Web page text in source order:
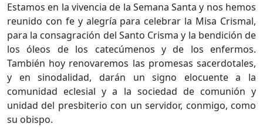
Estamos en la vivencia de la Semana Santa y nos hemos
reunido con fe y alegría para celebrar la Misa Crismal,
para la consagración del Santo Crisma y la bendición de
los óleos de los catecúmenos y de los enfermos.
También hoy renovaremos las promesas sacerdotales,
y en sinodalidad, darán un signo elocuente a la
comunidad eclesial y a la sociedad de comunión y
unidad del presbiterio con un servidor, conmigo, como
su obispo.